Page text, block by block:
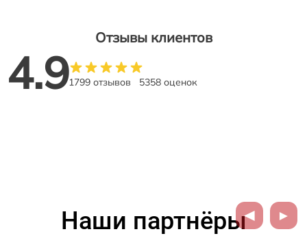
Отзывы клиентов
4.91799 отзывов 5358 оценок
Наши партнёры